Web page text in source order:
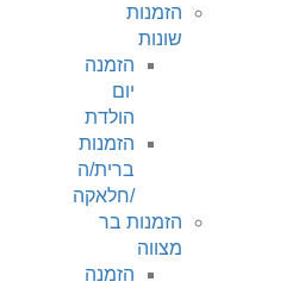
הזמנות
שונות
הזמנה
יום
הולדת
הזמנות
ברית/ה
/חלאקה
הזמנות בר
מצווה
הזמנה